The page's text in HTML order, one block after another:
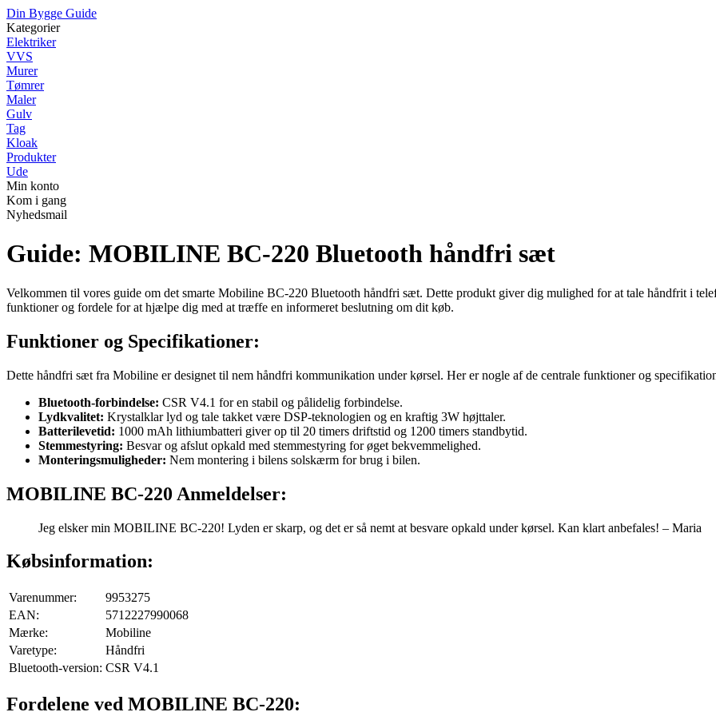
Din Bygge Guide
Kategorier
Elektriker
VVS
Murer
Tømrer
Maler
Gulv
Tag
Kloak
Produkter
Ude
Min konto
Kom i gang
Nyhedsmail
Guide: MOBILINE BC-220 Bluetooth håndfri sæt
Velkommen til vores guide om det smarte Mobiline BC-220 Bluetooth håndfri sæt. Dette produkt giver dig mulighed for at tale håndfrit i
funktioner og fordele for at hjælpe dig med at træffe en informeret beslutning om dit køb.
Funktioner og Specifikationer:
Dette håndfri sæt fra Mobiline er designet til nem håndfri kommunikation under kørsel. Her er nogle af de centrale funktioner og
Bluetooth-forbindelse: CSR V4.1 for en stabil og pålidelig forbindelse.
Lydkvalitet: Krystalklar lyd og tale takket være DSP-teknologien og en kraftig 3W højttaler.
Batterilevetid: 1000 mAh lithiumbatteri giver op til 20 timers driftstid og 1200 timers standbytid.
Stemmestyring: Besvar og afslut opkald med stemmestyring for øget bekvemmelighed.
Monteringsmuligheder: Nem montering i bilens solskærm for brug i bilen.
MOBILINE BC-220 Anmeldelser:
Jeg elsker min MOBILINE BC-220! Lyden er skarp, og det er så nemt at besvare opkald under kørsel. Kan klart anbefales! – Maria
Købsinformation:
Varenummer:
9953275
EAN:
5712227990068
Mærke:
Mobiline
Varetype:
Håndfri
Bluetooth-version: CSR V4.1
Fordelene ved MOBILINE BC-220: